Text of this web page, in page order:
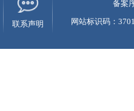
联系声明
备案
网站标识码：